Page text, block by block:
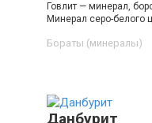
Говлит — минерал,
Минерал серо-белого
Бораты (минералы)‎
Данбурит